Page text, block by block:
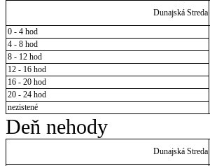
Dunajská Streda
0 - 4 hod
4 - 8 hod
8 - 12 hod
12 - 16 hod
16 - 20 hod
20 - 24 hod
nezistené
Deň nehody
Dunajská Streda